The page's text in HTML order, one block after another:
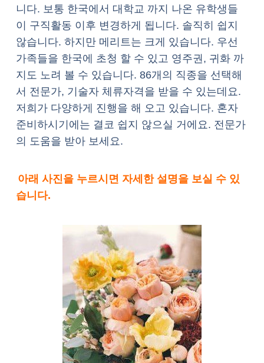
니다. 보통 한국에서 대학교 까지 나온 유학생들
이 구직활동 이후 변경하게 됩니다. 솔직히 쉽지
않습니다. 하지만 메리트는 크게 있습니다. 우선
가족들을 한국에 초청 할 수 있고 영주권, 귀화 까
지도 노려 볼 수 있습니다. 86개의 직종을 선택해
서 전문가, 기술자 체류자격을 받을 수 있는데요.
저희가 다양하게 진행을 해 오고 있습니다. 혼자
준비하시기에는 결코 쉽지 않으실 거에요. 전문가
의 도움을 받아 보세요.
아래 사진을 누르시면 자세한 설명을 보실 수 있
습니다.